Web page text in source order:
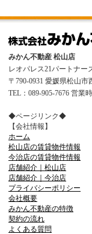
みかん不動産 松山店
レオパレス21パートナー
〒790-0931 愛媛県松山市
TEL：089-905-7676 営業
◆ページリンク◆
【会社情報】
ホーム
松山店の賃貸物件情報
今治店の賃貸物件情報
店舗紹介｜松山店
店舗紹介｜今治店
プライバシーポリシー
会社概要
みかん不動産の特徴
契約の流れ
よくある質問